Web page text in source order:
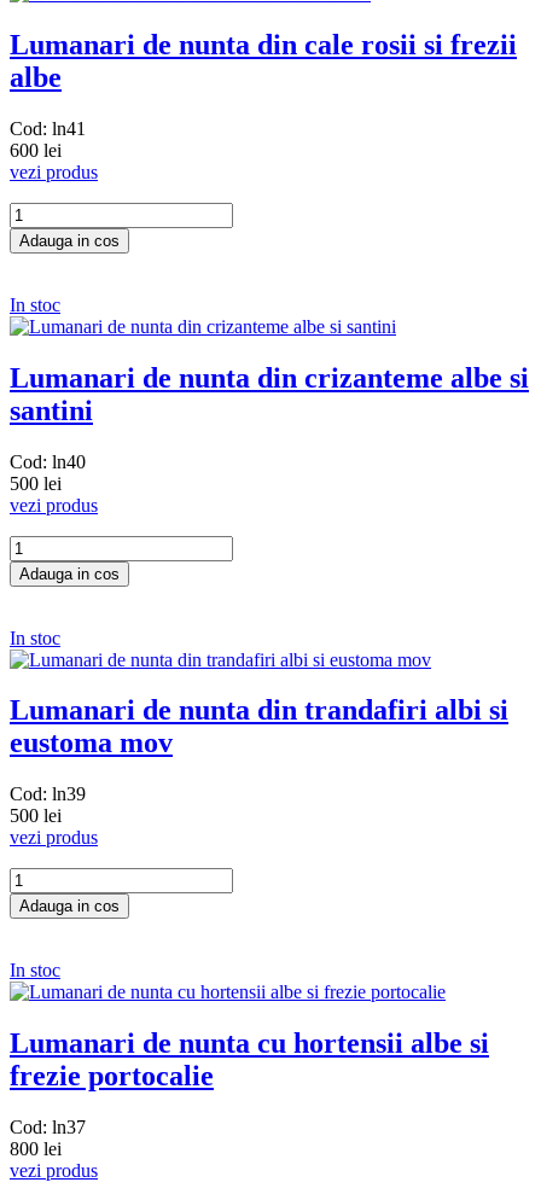
Lumanari de nunta din cale rosii si frezii
albe
Cod: ln41
600 lei
vezi produs
In stoc
Lumanari de nunta din crizanteme albe si
santini
Cod: ln40
500 lei
vezi produs
In stoc
Lumanari de nunta din trandafiri albi si
eustoma mov
Cod: ln39
500 lei
vezi produs
In stoc
Lumanari de nunta cu hortensii albe si
frezie portocalie
Cod: ln37
800 lei
vezi produs